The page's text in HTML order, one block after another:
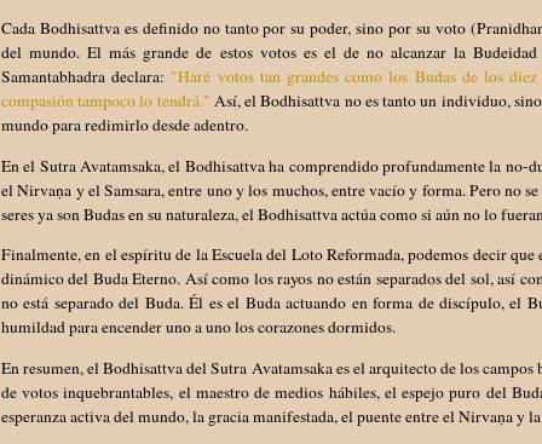
Cada Bodhisattva es definido no tanto por su poder, sino por su voto
del mundo. El más grande de estos votos es el de no alcanzar la
Samantabhadra declara: "Haré votos tan grandes como los Budas de los
compasión tampoco lo tendrá." Así, el Bodhisattva no es tanto un individuo,
mundo para redimirlo desde adentro.
En el Sutra Avatamsaka, el Bodhisattva ha comprendido profundamente la no-
el Nirvaṇa y el Samsara, entre uno y los muchos, entre vacío y forma. Pero no
seres ya son Budas en su naturaleza, el Bodhisattva actúa como si aún no lo
Finalmente, en el espíritu de la Escuela del Loto Reformada, podemos decir
dinámico del Buda Eterno. Así como los rayos no están separados del sol, así
no está separado del Buda. Él es el Buda actuando en forma de discípulo, el
humildad para encender uno a uno los corazones dormidos.
En resumen, el Bodhisattva del Sutra Avatamsaka es el arquitecto de los
de votos inquebrantables, el maestro de medios hábiles, el espejo puro del
esperanza activa del mundo, la gracia manifestada, el puente entre el Nirvaṇa y